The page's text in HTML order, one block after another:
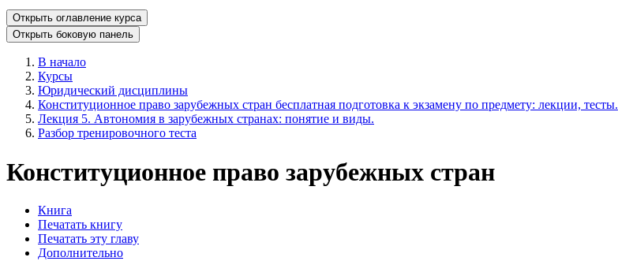
Открыть оглавление курса
Открыть боковую панель
В начало
Курсы
Юридический дисциплины
Конституционное право зарубежных стран бесплатная подготовка к экзамену по предмету: лекции, тесты.
Лекция 5. Автономия в зарубежных странах: понятие и виды.
Разбор тренировочного теста
Конституционное право зарубежных стран
Книга
Печатать книгу
Печатать эту главу
Дополнительно